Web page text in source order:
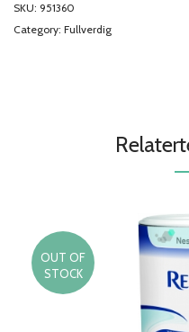
SKU: 951360
Category: Fullverdig
OUT OF
STOCK